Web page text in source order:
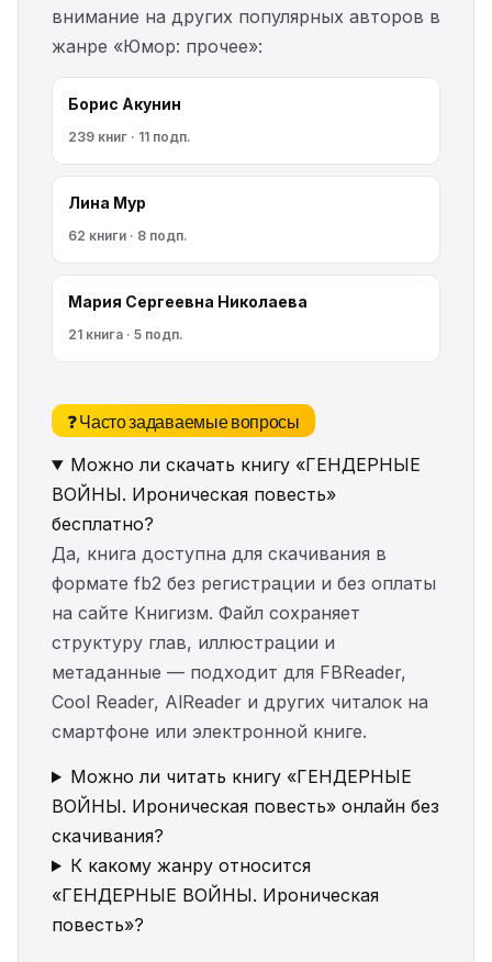
внимание на других популярных авторов в
жанре «Юмор: прочее»:
Борис Акунин
239 книг · 11 подп.
Лина Мур
62 книги · 8 подп.
Мария Сергеевна Николаева
21 книга · 5 подп.
❓ Часто задаваемые вопросы
Можно ли скачать книгу «ГЕНДЕРНЫЕ
ВОЙНЫ. Ироническая повесть»
бесплатно?
Да, книга доступна для скачивания в
формате fb2 без регистрации и без оплаты
на сайте Книгизм. Файл сохраняет
структуру глав, иллюстрации и
метаданные — подходит для FBReader,
Cool Reader, AlReader и других читалок на
смартфоне или электронной книге.
Можно ли читать книгу «ГЕНДЕРНЫЕ
ВОЙНЫ. Ироническая повесть» онлайн без
скачивания?
К какому жанру относится
«ГЕНДЕРНЫЕ ВОЙНЫ. Ироническая
повесть»?